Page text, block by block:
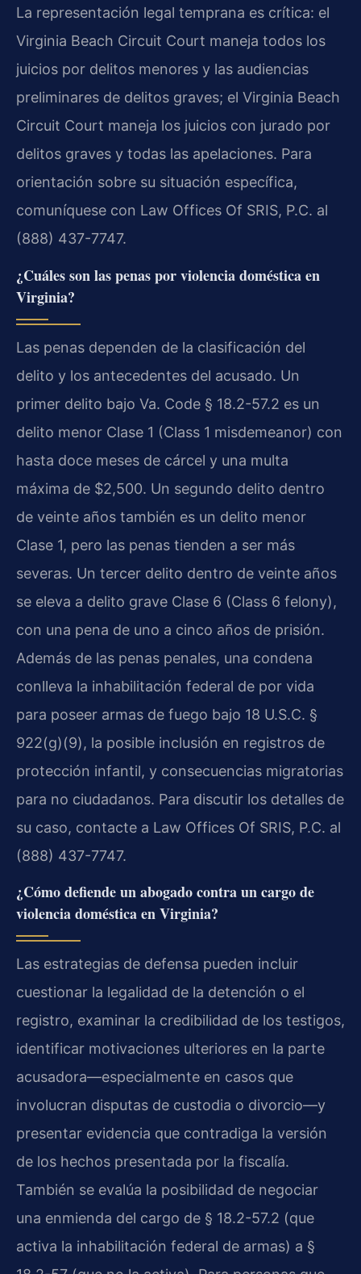
La representación legal temprana es crítica: el
Virginia Beach Circuit Court maneja todos los
juicios por delitos menores y las audiencias
preliminares de delitos graves; el Virginia Beach
Circuit Court maneja los juicios con jurado por
delitos graves y todas las apelaciones. Para
orientación sobre su situación específica,
comuníquese con Law Offices Of SRIS, P.C. al
(888) 437-7747.
¿Cuáles son las penas por violencia doméstica en
Virginia?
Las penas dependen de la clasificación del
delito y los antecedentes del acusado. Un
primer delito bajo Va. Code § 18.2-57.2 es un
delito menor Clase 1 (Class 1 misdemeanor) con
hasta doce meses de cárcel y una multa
máxima de $2,500. Un segundo delito dentro
de veinte años también es un delito menor
Clase 1, pero las penas tienden a ser más
severas. Un tercer delito dentro de veinte años
se eleva a delito grave Clase 6 (Class 6 felony),
con una pena de uno a cinco años de prisión.
Además de las penas penales, una condena
conlleva la inhabilitación federal de por vida
para poseer armas de fuego bajo 18 U.S.C. §
922(g)(9), la posible inclusión en registros de
protección infantil, y consecuencias migratorias
para no ciudadanos. Para discutir los detalles de
su caso, contacte a Law Offices Of SRIS, P.C. al
(888) 437-7747.
¿Cómo defiende un abogado contra un cargo de
violencia doméstica en Virginia?
Las estrategias de defensa pueden incluir
cuestionar la legalidad de la detención o el
registro, examinar la credibilidad de los testigos,
identificar motivaciones ulteriores en la parte
acusadora—especialmente en casos que
involucran disputas de custodia o divorcio—y
presentar evidencia que contradiga la versión
de los hechos presentada por la fiscalía.
También se evalúa la posibilidad de negociar
una enmienda del cargo de § 18.2-57.2 (que
activa la inhabilitación federal de armas) a §